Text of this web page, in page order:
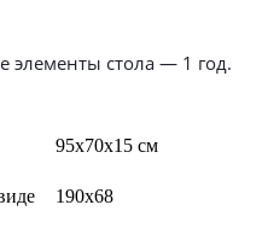
элементы стола — 1 год.
95х70х15 см
190х68